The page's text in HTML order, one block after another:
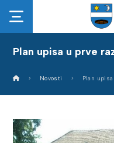
Plan upisa u prve
Novosti Plan